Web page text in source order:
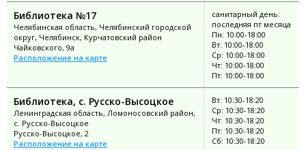
Библиотека №17
Челябинская область, Челябинский городской
округ, Челябинск, Курчатовский район
Чайковского, 9а
Расположение на карте
санитарный день:
последняя пт месяца
Пн: 10:00-18:00
Вт: 10:00-18:00
Ср: 10:00-18:00
Чт: 10:00-18:00
Пт: 10:00-18:00
Библиотека, с. Русско-Высоцкое
Ленинградская область, Ломоносовский район,
с. Русско-Высоцкое
Русско-Высоцкое, 2
Расположение на карте
Вт: 10:30-18:20
Ср: 10:30-18:20
Чт: 10:30-18:20
Пт: 10:30-18:20
Сб: 10:30-18:20